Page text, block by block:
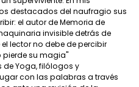
destacados del naufragio sus
el autor de Memoria de
invisible detrás de
lector no debe de percibir
pierde su magia"
de Yoga, filólogos y
con las palabras a través